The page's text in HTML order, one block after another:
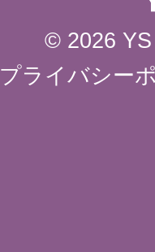
© 2026
プライバシー